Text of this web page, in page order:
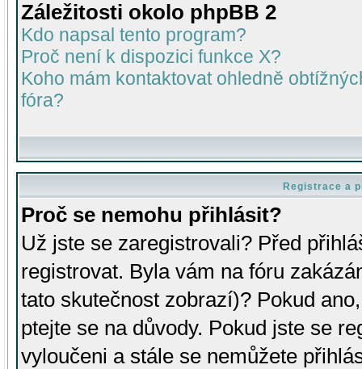
Záležitosti okolo phpBB 2
Kdo napsal tento program?
Proč není k dispozici funkce X?
Koho mám kontaktovat ohledně
fóra?
Registrace a
Proč se nemohu přihlásit?
Už jste se zaregistrovali? Před
registrovat. Byla vám na fóru
tato skutečnost zobrazí)? Pokud
ptejte se na důvody. Pokud jste se
vyloučeni a stále se nemůžete